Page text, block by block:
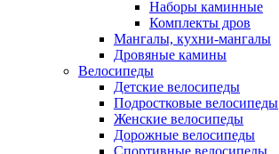
Наборы каминные
Комплекты дров
Мангалы, кухни-мангалы
Дровяные камины
Велосипеды
Детские велосипеды
Подростковые велосипеды
Женские велосипеды
Дорожные велосипеды
Спортивные велосипеды